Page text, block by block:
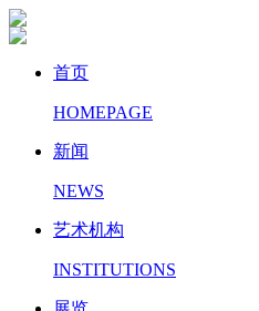
首页
HOMEPAGE
新闻
NEWS
艺术机构
INSTITUTIONS